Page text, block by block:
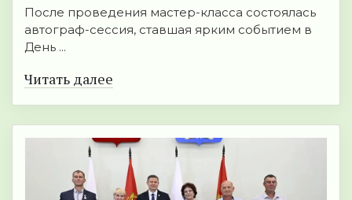
После проведения мастер-класса состоялась
автограф-сессия, ставшая ярким событием в
День ...
Читать далее